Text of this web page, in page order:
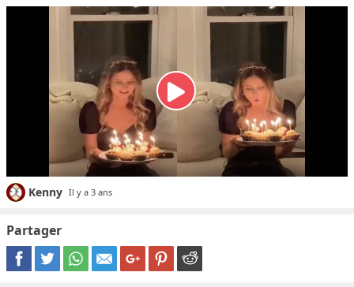
Kenny Il y a 3 ans
Partager